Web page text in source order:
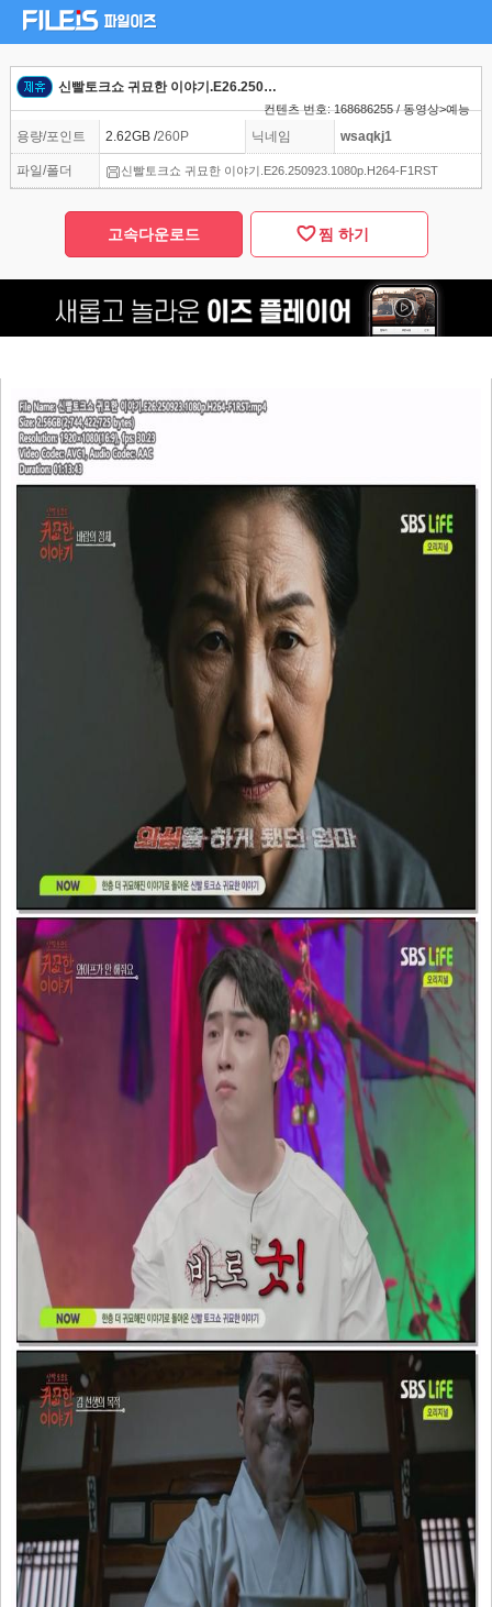
신빨토크쇼 귀묘한 이야기.E26.250923.1080p.H264-F1RST
컨텐츠 번호: 168686255 / 동영상>예능
용량/포인트 2.62GB /260P 닉네임 wsaqkj1
파일/폴더 신빨토크쇼 귀묘한 이야기.E26.250923.1080p.H264-F1RST
고속다운로드 찜 하기